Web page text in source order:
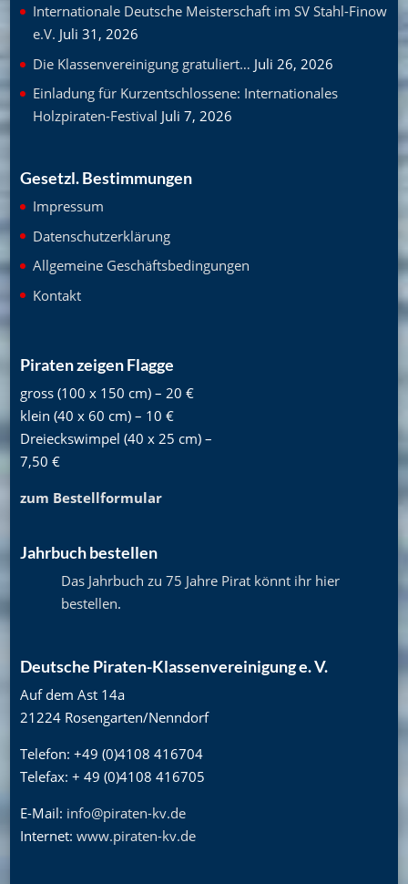
Internationale Deutsche Meisterschaft im SV Stahl-Finow
e.V. Juli 31, 2026
Die Klassenvereinigung gratuliert… Juli 26, 2026
Einladung für Kurzentschlossene: Internationales
Holzpiraten-Festival Juli 7, 2026
Gesetzl. Bestimmungen
Impressum
Datenschutzerklärung
Allgemeine Geschäftsbedingungen
Kontakt
Piraten zeigen Flagge
gross (100 x 150 cm) – 20 €
klein (40 x 60 cm) – 10 €
Dreieckswimpel (40 x 25 cm) –
7,50 €
zum Bestellformular
Jahrbuch bestellen
Das Jahrbuch zu 75 Jahre Pirat könnt ihr hier
bestellen.
Deutsche Piraten-Klassenvereinigung e. V.
Auf dem Ast 14a
21224 Rosengarten/Nenndorf
Telefon: +49 (0)4108 416704
Telefax: + 49 (0)4108 416705
E-Mail: info@piraten-kv.de
Internet: www.piraten-kv.de